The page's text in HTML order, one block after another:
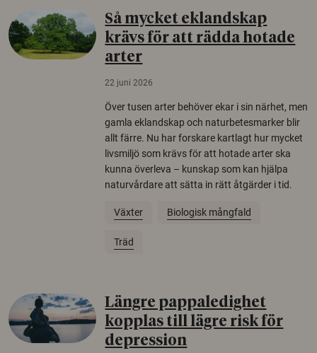
Så mycket eklandskap
krävs för att rädda hotade
arter
22 juni 2026
Över tusen arter behöver ekar i sin närhet, men
gamla eklandskap och naturbetesmarker blir
allt färre. Nu har forskare kartlagt hur mycket
livsmiljö som krävs för att hotade arter ska
kunna överleva – kunskap som kan hjälpa
naturvårdare att sätta in rätt åtgärder i tid.
Växter Biologisk mångfald
Träd
Längre pappaledighet
kopplas till lägre risk för
depression